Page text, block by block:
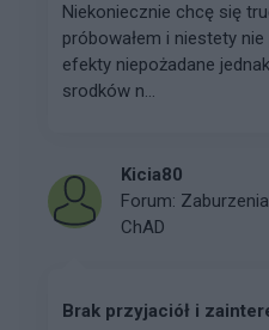
Niekoniecznie chcę się
próbowałem i niestety
efekty niepożadane
srodków n...
Kicia80
Forum:
ChAD
Brak przyjaciół i